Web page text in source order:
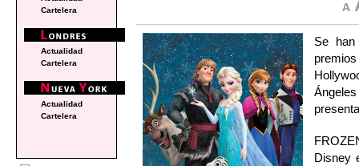
Se han
Disney
Cartelera
Actualidad
Cartelera
Actualidad
Cartelera